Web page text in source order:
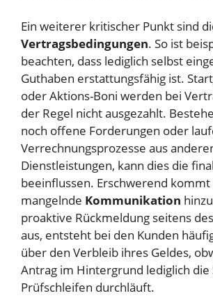
Ein weiterer kritischer Punkt sind
Vertragsbedingungen. So ist
beachten, dass lediglich selbst
Guthaben erstattungsfähig ist.
oder Aktions-Boni werden bei
der Regel nicht ausgezahlt.
noch offene Forderungen oder
Verrechnungsprozesse aus
Dienstleistungen, kann dies die
beeinflussen. Erschwerend
mangelnde Kommunikation
proaktive Rückmeldung seitens
aus, entsteht bei den Kunden
über den Verbleib ihres Geldes,
Antrag im Hintergrund lediglich die
Prüfschleifen durchläuft.